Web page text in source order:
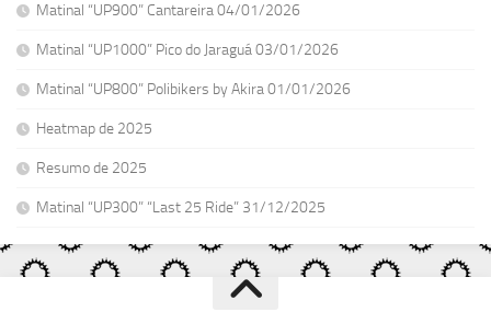
Matinal “UP900” Cantareira 04/01/2026
Matinal “UP1000” Pico do Jaraguá 03/01/2026
Matinal “UP800” Polibikers by Akira 01/01/2026
Heatmap de 2025
Resumo de 2025
Matinal “UP300” “Last 25 Ride” 31/12/2025